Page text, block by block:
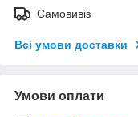
Самовивіз
Всі умови доставки
Умови оплати